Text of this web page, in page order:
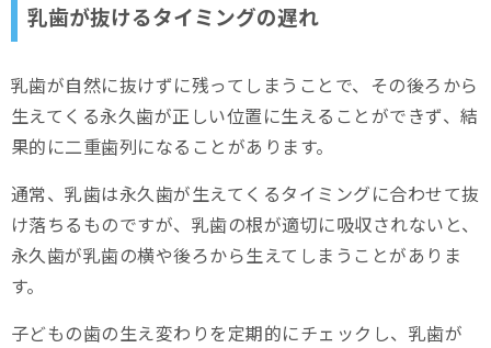
乳歯が抜けるタイミングの遅れ
乳歯が自然に抜けずに残ってしまうことで、その後ろから
生えてくる永久歯が正しい位置に生えることができず、結
果的に二重歯列になることがあります。
通常、乳歯は永久歯が生えてくるタイミングに合わせて抜
け落ちるものですが、乳歯の根が適切に吸収されないと、
永久歯が乳歯の横や後ろから生えてしまうことがありま
す。
子どもの歯の生え変わりを定期的にチェックし、乳歯が